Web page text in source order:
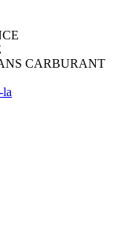
CARBURANT
la